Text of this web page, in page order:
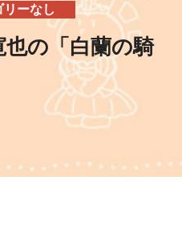
リーなし
也の「白蘭の騎